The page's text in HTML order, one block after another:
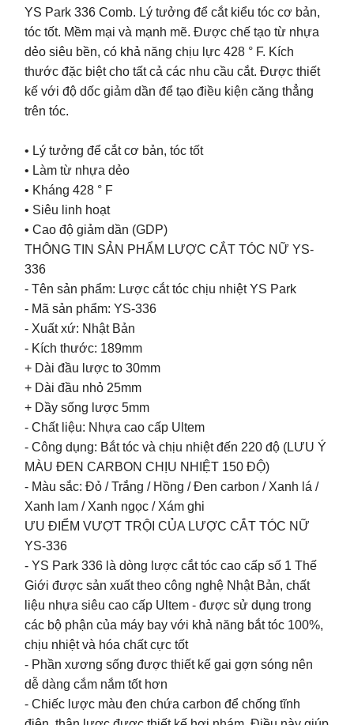
YS Park 336 Comb. Lý tưởng để cắt kiểu tóc cơ bản,
tóc tốt. Mềm mại và mạnh mẽ. Được chế tạo từ nhựa
dẻo siêu bền, có khả năng chịu lực 428 ° F. Kích
thước đặc biệt cho tất cả các nhu cầu cắt. Được thiết
kế với độ dốc giảm dần để tạo điều kiện căng thẳng
trên tóc.
• Lý tưởng để cắt cơ bản, tóc tốt
• Làm từ nhựa dẻo
• Kháng 428 ° F
• Siêu linh hoạt
• Cao độ giảm dần (GDP)
THÔNG TIN SẢN PHẨM LƯỢC CẮT TÓC NỮ YS-
336
- Tên sản phẩm: Lược cắt tóc chịu nhiệt YS Park
- Mã sản phẩm: YS-336
- Xuất xứ: Nhật Bản
- Kích thước: 189mm
+ Dài đầu lược to 30mm
+ Dài đầu nhỏ 25mm
+ Dầy sống lược 5mm
- Chất liệu: Nhựa cao cấp Ultem
- Công dụng: Bắt tóc và chịu nhiệt đến 220 độ (LƯU Ý
MÀU ĐEN CARBON CHỊU NHIỆT 150 ĐỘ)
- Màu sắc: Đỏ / Trắng / Hồng / Đen carbon / Xanh lá /
Xanh lam / Xanh ngọc / Xám ghi
ƯU ĐIỂM VƯỢT TRỘI CỦA LƯỢC CẮT TÓC NỮ
YS-336
- YS Park 336 là dòng lược cắt tóc cao cấp số 1 Thế
Giới được sản xuất theo công nghệ Nhật Bản, chất
liệu nhựa siêu cao cấp Ultem - được sử dụng trong
các bộ phận của máy bay với khả năng bắt tóc 100%,
chịu nhiệt và hóa chất cực tốt
- Phần xương sống được thiết kế gai gợn sóng nên
dễ dàng cắm nắm tốt hơn
- Chiếc lược màu đen chứa carbon để chống tĩnh